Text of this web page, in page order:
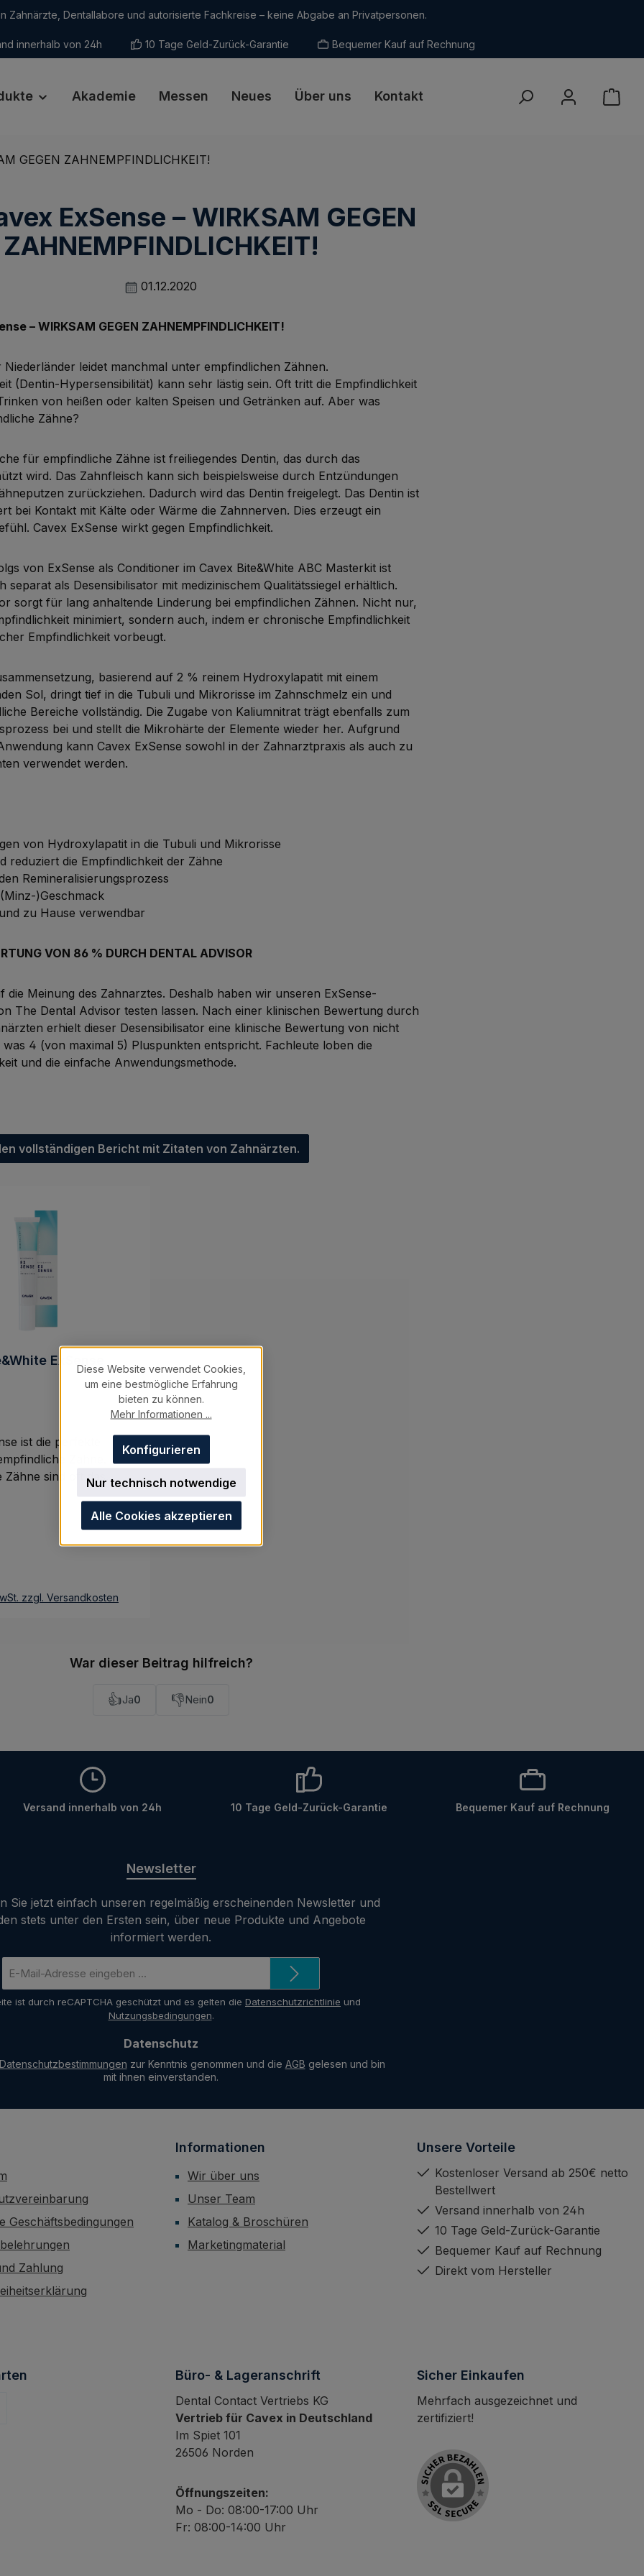
Zahnärzte, Dentallabore und autorisierte Fachkreise – keine Abgabe an Privatpersonen.
innerhalb von 24h 10 Tage Geld-Zurück-Garantie Bequemer Kauf auf Rechnung
Akademie Messen Neues Über uns Kontakt
ExSense – WIRKSAM GEGEN
ZAHNEMPFINDLICHKEIT!
01.12.2020
– WIRKSAM GEGEN ZAHNEMPFINDLICHKEIT!
Niederländer leidet manchmal unter empfindlichen Zähnen.
(Dentin-Hypersensibilität) kann sehr lästig sein. Oft tritt die Empfindlichkeit
von heißen oder kalten Speisen und Getränken auf. Aber was
Zähne?
für empfindliche Zähne ist freiliegendes Dentin, das durch das
wird. Das Zahnfleisch kann sich beispielsweise durch Entzündungen
zurückziehen. Dadurch wird das Dentin freigelegt. Das Dentin ist
bei Kontakt mit Kälte oder Wärme die Zahnnerven. Dies erzeugt ein
Cavex ExSense wirkt gegen Empfindlichkeit.
von ExSense als Conditioner im Cavex Bite&White ABC Masterkit ist
separat als Desensibilisator mit medizinischem Qualitätssiegel erhältlich.
sorgt für lang anhaltende Linderung bei empfindlichen Zähnen. Nicht nur,
minimiert, sondern auch, indem er chronische Empfindlichkeit
Empfindlichkeit vorbeugt.
basierend auf 2 % reinem Hydroxylapatit mit einem
Sol, dringt tief in die Tubuli und Mikrorisse im Zahnschmelz ein und
Bereiche vollständig. Die Zugabe von Kaliumnitrat trägt ebenfalls zum
bei und stellt die Mikrohärte der Elemente wieder her. Aufgrund
kann Cavex ExSense sowohl in der Zahnarztpraxis als auch zu
verwendet werden.
von Hydroxylapatit in die Tubuli und Mikrorisse
reduziert die Empfindlichkeit der Zähne
Remineralisierungsprozess
)Geschmack
zu Hause verwendbar
VON 86 % DURCH DENTAL ADVISOR
die Meinung des Zahnarztes. Deshalb haben wir unseren ExSense-
The Dental Advisor testen lassen. Nach einer klinischen Bewertung durch
erhielt dieser Desensibilisator eine klinische Bewertung von nicht
4 (von maximal 5) Pluspunkten entspricht. Fachleute loben die
und die einfache Anwendungsmethode.
vollständigen Bericht mit Zitaten von Zahnärzten.
ExSense
ist die perfekte
Zähne.
sind oft das
Zahnconditioner sorgt
und einem
Sol“, für
sorgen für eine
dringt das
besonders tief in die
ein. Dies versiegelt sie
Produktmerkmale redu
nachhaltig die
Zähnen
beschleunigt und stärkt
macht die
den Prozess
ideal für den
zzgl. Versandkosten
War dieser Beitrag hilfreich?
👍Ja0 👎Nein0
Versand innerhalb von 24h 10 Tage Geld-Zurück-Garantie Bequemer Kauf auf Rechnung
Newsletter
Sie jetzt einfach unseren regelmäßig erscheinenden Newsletter und
stets unter den Ersten sein, über neue Produkte und Angebote
informiert werden.
Mail-
ist durch reCAPTCHA geschützt und es gelten die Datenschutzrichtlinie und
Nutzungsbedingungen.
Datenschutz
Datenschutzbestimmungen zur Kenntnis genommen und die AGB gelesen und bin
mit ihnen einverstanden.
Geschäftsbedingungen
Zahlung
Informationen
Wir über uns
Unser Team
Katalog & Broschüren
Marketingmaterial
Unsere Vorteile
Kostenloser Versand ab 250€ netto
Bestellwert
Versand innerhalb von 24h
10 Tage Geld-Zurück-Garantie
Bequemer Kauf auf Rechnung
Direkt vom Hersteller
Büro- & Lageranschrift
Dental Contact Vertriebs KG
Vertrieb für Cavex in Deutschland
Im Spiet 101
26506 Norden
Öffnungszeiten:
Mo - Do: 08:00-17:00 Uhr
Fr: 08:00-14:00 Uhr
Sicher Einkaufen
Mehrfach ausgezeichnet und
zertifiziert!
Diese Website verwendet Cookies,
um eine bestmögliche Erfahrung
bieten zu können.
Mehr Informationen ...
Nur technisch notwendige
Konfigurieren
Alle Cookies akzeptieren